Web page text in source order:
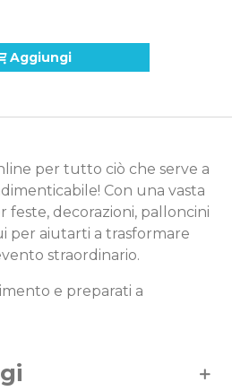
Aggiungi
per tutto ciò che serve a
Con una vasta
feste, decorazioni, palloncini
per aiutarti a trasformare
straordinario.
e preparati a